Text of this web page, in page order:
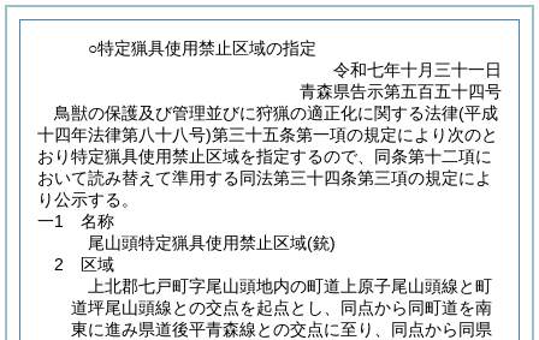
○特定猟具使用禁止区域の指定
令和七年十月三十一日
青森県告示第五百五十四号
鳥獣の保護及び管理並びに狩猟の適正化に関する法律(平成
十四年法律第八十八号)第三十五条第一項の規定により次のと
おり特定猟具使用禁止区域を指定するので、同条第十二項に
おいて読み替えて準用する同法第三十四条第三項の規定によ
り公示する。
一1 名称
尾山頭特定猟具使用禁止区域(銃)
2 区域
上北郡七戸町字尾山頭地内の町道上原子尾山頭線と町
道坪尾山頭線との交点を起点とし、同点から同町道を南
東に進み県道後平青森線との交点に至り、同点から同県